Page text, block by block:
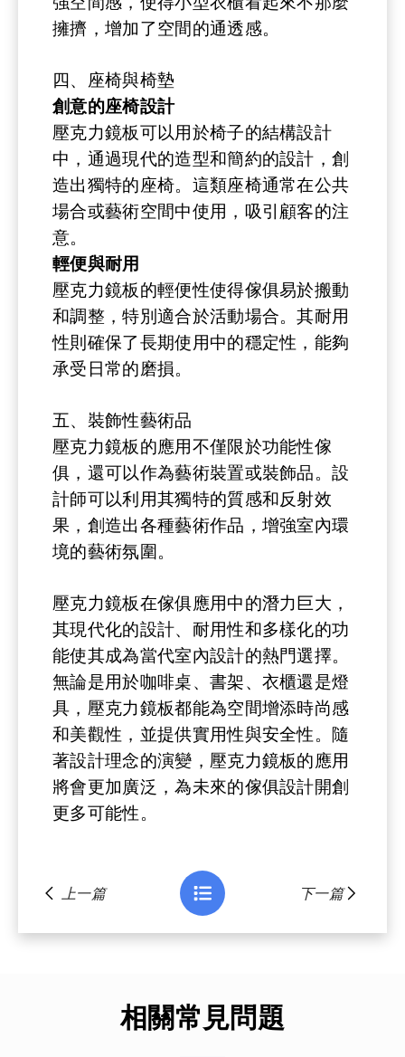
擁擠，增加了空間的通透感。
四、座椅與椅墊
創意的座椅設計
壓克力鏡板可以用於椅子的結構設計
中，通過現代的造型和簡約的設計，創
造出獨特的座椅。這類座椅通常在公共
場合或藝術空間中使用，吸引顧客的注
意。
輕便與耐用
壓克力鏡板的輕便性使得傢俱易於搬動
和調整，特別適合於活動場合。其耐用
性則確保了長期使用中的穩定性，能夠
承受日常的磨損。
五、 裝飾性藝術品
壓克力鏡板的應用不僅限於功能性傢
俱，還可以作為藝術裝置或裝飾品。設
計師可以利用其獨特的質感和反射效
果，創造出各種藝術作品，增強室內環
境的藝術氛圍。
壓克力鏡板在傢俱應用中的潛力巨大，
其現代化的設計、耐用性和多樣化的功
能使其成為當代室內設計的熱門選擇。
無論是用於咖啡桌、書架、衣櫃還是燈
具，壓克力鏡板都能為空間增添時尚感
和美觀性，並提供實用性與安全性。隨
著設計理念的演變，壓克力鏡板的應用
將會更加廣泛，為未來的傢俱設計開創
更多可能性。
上一篇 下一篇
相關常見問題